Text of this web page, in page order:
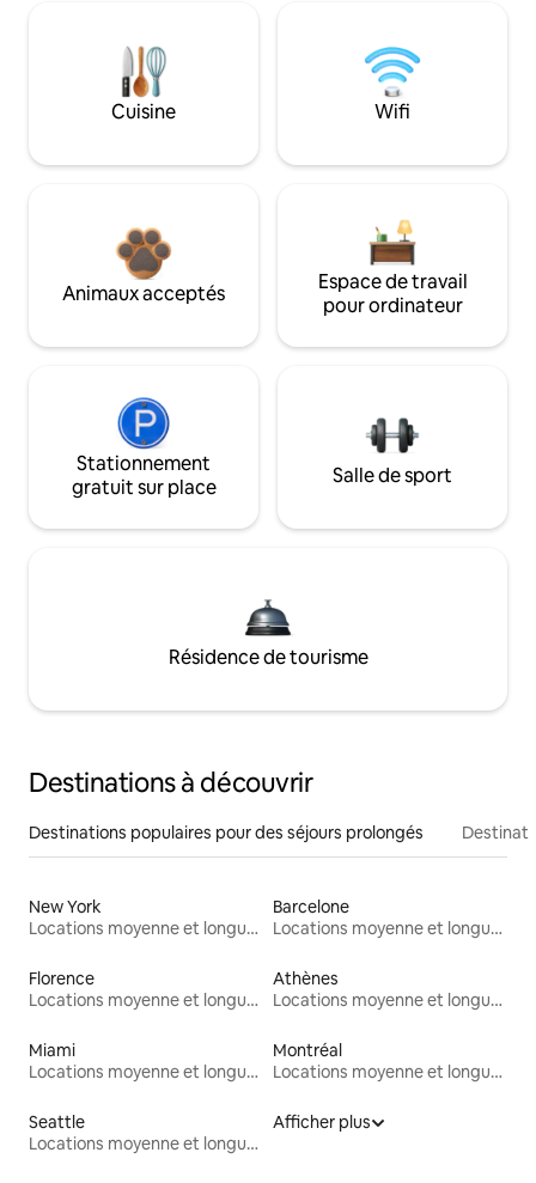
Cuisine Wifi
Animaux acceptés
Espace de travail
pour ordinateur
Stationnement
gratuit sur place
Salle de sport
Résidence de tourisme
Destinations à découvrir
Destinations populaires pour des séjours prolongés
New York
Locations moyenne et longue durée
Barcelone
Locations moyenne et longue durée
Florence
Locations moyenne et longue durée
Athènes
Locations moyenne et longue durée
Miami
Locations moyenne et longue durée
Montréal
Locations moyenne et longue durée
Seattle
Locations moyenne et longue durée
Afficher plus